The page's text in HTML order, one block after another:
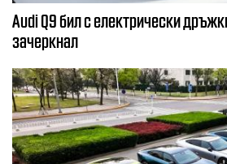
Audi Q9 бил с електрически
зачеркнал